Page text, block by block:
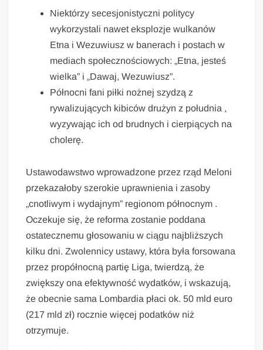
Niektórzy secesjonistyczni politycy
wykorzystali nawet eksplozje wulkanów
Etna i Wezuwiusz w banerach i postach w
mediach społecznościowych: „Etna, jesteś
wielka” i „Dawaj, Wezuwiusz”.
Północni fani piłki nożnej szydzą z
rywalizujących kibiców drużyn z południa ,
wyzywając ich od brudnych i cierpiących na
cholerę.
Ustawodawstwo wprowadzone przez rząd Meloni
przekazałoby szerokie uprawnienia i zasoby
„cnotliwym i wydajnym” regionom północnym .
Oczekuje się, że reforma zostanie poddana
ostatecznemu głosowaniu w ciągu najbliższych
kilku dni. Zwolennicy ustawy, która była forsowana
przez propółnocną partię Liga, twierdzą, że
zwiększy ona efektywność wydatków, i wskazują,
że obecnie sama Lombardia płaci ok. 50 mld euro
(217 mld zł) rocznie więcej podatków niż
otrzymuje.